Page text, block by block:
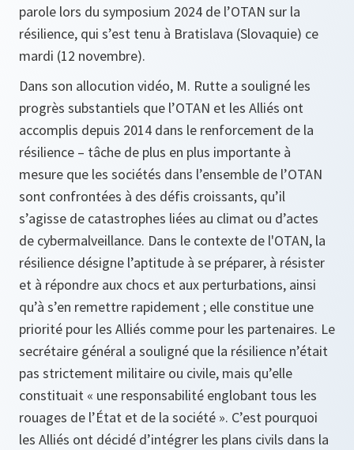
parole lors du symposium 2024 de l’OTAN sur la
résilience, qui s’est tenu à Bratislava (Slovaquie) ce
mardi (12 novembre).
Dans son allocution vidéo, M. Rutte a souligné les
progrès substantiels que l’OTAN et les Alliés ont
accomplis depuis 2014 dans le renforcement de la
résilience – tâche de plus en plus importante à
mesure que les sociétés dans l’ensemble de l’OTAN
sont confrontées à des défis croissants, qu’il
s’agisse de catastrophes liées au climat ou d’actes
de cybermalveillance. Dans le contexte de l'OTAN, la
résilience désigne l’aptitude à se préparer, à résister
et à répondre aux chocs et aux perturbations, ainsi
qu’à s’en remettre rapidement ; elle constitue une
priorité pour les Alliés comme pour les partenaires. Le
secrétaire général a souligné que la résilience n’était
pas strictement militaire ou civile, mais qu’elle
constituait « une responsabilité englobant tous les
rouages de l’État et de la société ». C’est pourquoi
les Alliés ont décidé d’intégrer les plans civils dans la